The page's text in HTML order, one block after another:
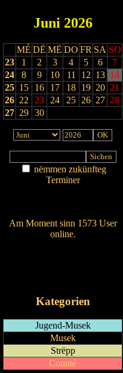
Juni 2026
MÉ DË MË DO FR SA SO
23
1 2 3 4 5 6
7
24
8 9 10 11 12 13 14
25 15 16 17 18 19 20 21
26 22 23 24 25 26 27 28
27 29 30
nëmmen zukünfteg
Terminer
Am Moment sinn 1573 User
online.
Kategorien
Jugend-Musek
Musek
Strëpp
Comité